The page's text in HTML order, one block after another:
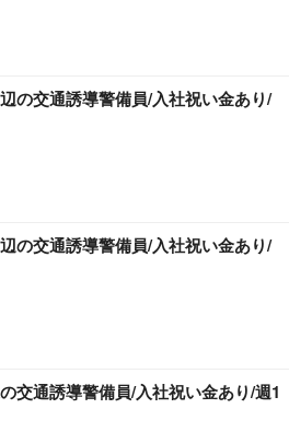
の交通誘導警備員/入社祝い金あり/
の交通誘導警備員/入社祝い金あり/
交通誘導警備員/入社祝い金あり/週1